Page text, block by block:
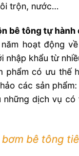
trộn, nước…
bê tông tự
năm hoạt động
nhập khẩu từ
phẩm có ưu thế
các sản
dịch vụ
bê tông